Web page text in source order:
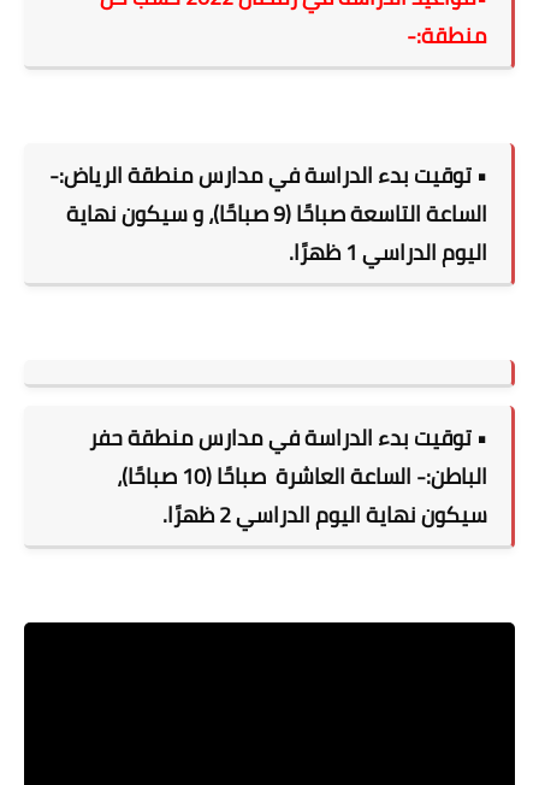
منطقة:-
•توقيت بدء الدراسة في مدارس منطقة الرياض:-
الساعة التاسعة صباحًا (9 صباحًا)، و سيكون نهاية
اليوم الدراسي 1 ظهرًا.
• توقيت بدء الدراسة في مدارس منطقة حفر
الباطن:- الساعة العاشرة
صباحًا (10 صباحًا)،
سيكون نهاية اليوم الدراسي 2 ظهرًا.